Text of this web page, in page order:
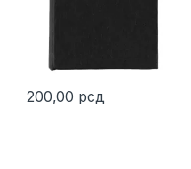
200,00 рсд
This product has multiple